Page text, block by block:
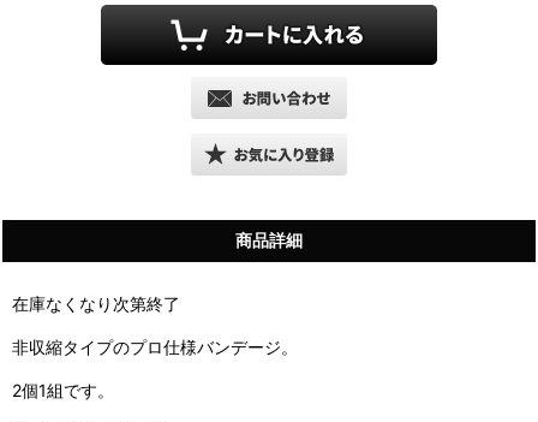
商品詳細
在庫なくなり次第終了
非収縮タイプのプロ仕様バンデージ。
2個1組です。